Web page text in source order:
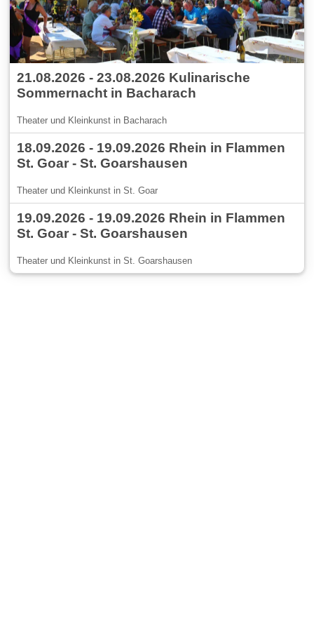
21.08.2026 - 23.08.2026 Kulinarische
Sommernacht in Bacharach
Theater und Kleinkunst in Bacharach
18.09.2026 - 19.09.2026 Rhein in Flammen
St. Goar - St. Goarshausen
Theater und Kleinkunst in St. Goar
19.09.2026 - 19.09.2026 Rhein in Flammen
St. Goar - St. Goarshausen
Theater und Kleinkunst in St. Goarshausen